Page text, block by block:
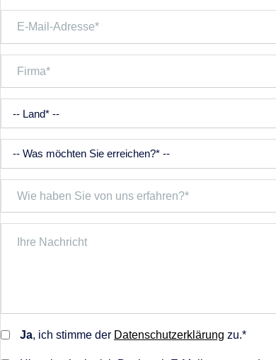
Ja, ich stimme der Datenschutzerklärung zu.*